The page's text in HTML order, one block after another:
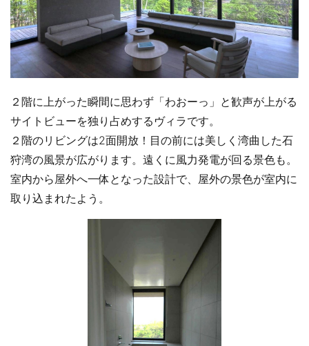
２階に上がった瞬間に思わず「わおーっ」と歓声が上がる
サイトビューを独り占めするヴィラです。
２階のリビングは2面開放！目の前には美しく湾曲した石
狩湾の風景が広がります。遠くに風力発電が回る景色も。
室内から屋外へ一体となった設計で、屋外の景色が室内に
取り込まれたよう。